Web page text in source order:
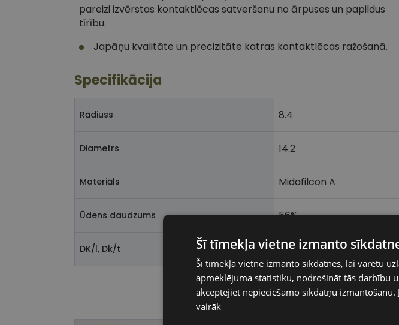
pareizi izvērstas kontaktlēcas satveršanu no ārpuses un papildus
tīrību.
Japāņu kvalitāte un precizitāte katras kontaktlēcas ražošanā.
Specifikācija
Rādiuss 8.4
Diametrs 14.2
Materiāls Midafilcon A
Ūdens daudzums 56%
DK/l, Dk/t 91
Šī tīmekļa vietne izmanto
Šī tīmekļa vietne izmanto sīkdatnes, lai varētu
apmeklējuma statistiku, nodrošināt tās darbību
akceptējiet nepieciešamo sīkdatņu
vairāk